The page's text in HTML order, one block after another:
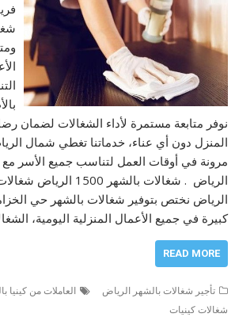
نوفر متابعة مستمرة لأداء الشغالات لضمان
المنزل دون أي عناء، خدماتنا تغطي شمال
مرونة في أوقات العمل لتناسب جميع الأسر مع
الرياض . شغالات بالشهر
الرياض نختص بتوفير شغالات بالشهر حي
كبيرة في جميع الأعمال المنزلية اليومية،
READ MORE
تأجير شغالات بالشهر الرياض العاملات من كينيا
شغالات كينيات